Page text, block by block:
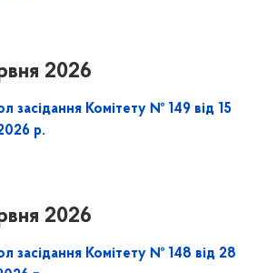
2026
засідання Комітету № 149 від 15
р.
2026
засідання Комітету № 148 від 28